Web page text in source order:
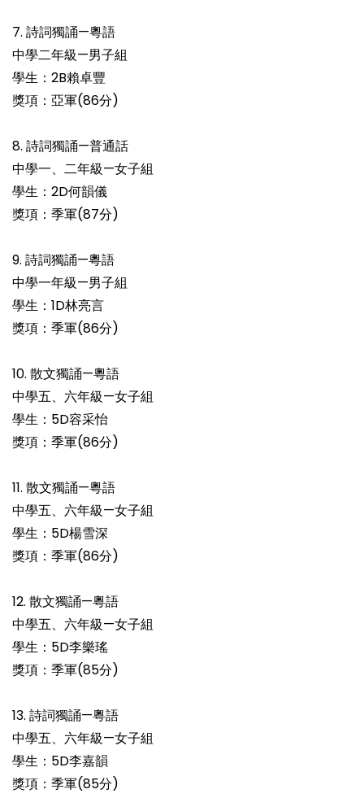
7. 詩詞獨誦—粵語
中學二年級—男子組
學生：2B賴卓豐
獎項：亞軍(86分)
8. 詩詞獨誦—普通話
中學一、二年級—女子組
學生：2D何韻儀
獎項：季軍(87分)
9. 詩詞獨誦—粵語
中學一年級—男子組
學生：1D林亮言
獎項：季軍(86分)
10. 散文獨誦—粵語
中學五、六年級—女子組
學生：5D容采怡
獎項：季軍(86分)
11. 散文獨誦—粵語
中學五、六年級—女子組
學生：5D楊雪深
獎項：季軍(86分)
12. 散文獨誦—粵語
中學五、六年級—女子組
學生：5D李樂瑤
獎項：季軍(85分)
13. 詩詞獨誦—粵語
中學五、六年級—女子組
學生：5D李嘉韻
獎項：季軍(85分)